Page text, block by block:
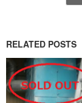
RELATED POSTS